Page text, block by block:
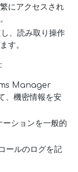
にアクセスされ
、読み取り操作
す。
Manager
機密情報を安
ションを一般的
ールのログを記